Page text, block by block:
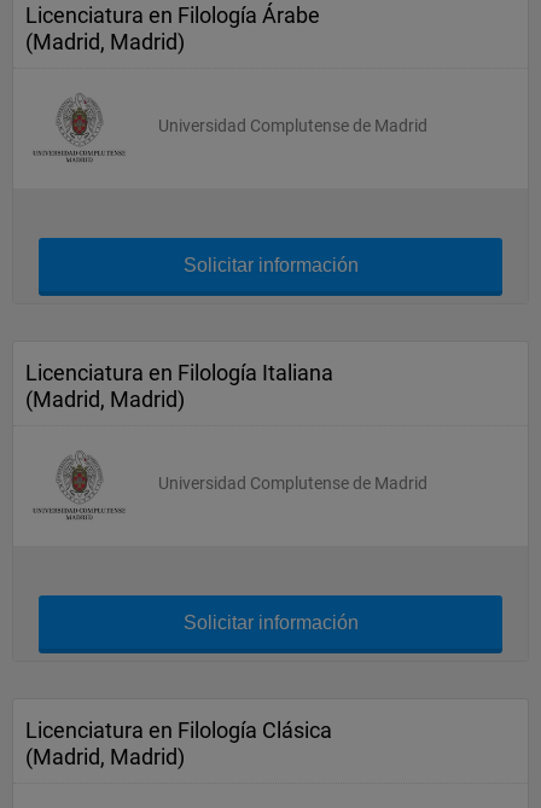
Licenciatura en Filología Árabe
(Madrid, Madrid)
Universidad Complutense de Madrid
Solicitar información
Licenciatura en Filología Italiana
(Madrid, Madrid)
Universidad Complutense de Madrid
Solicitar información
Licenciatura en Filología Clásica
(Madrid, Madrid)